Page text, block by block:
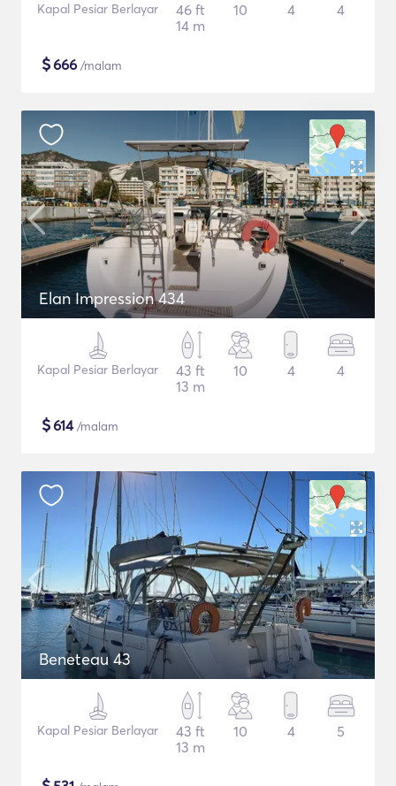
Kapal Pesiar Berlayar
46 ft
14 m
10 4 4
$666 /malam
Elan Impression 434
Kapal Pesiar Berlayar
43 ft
13 m
10 4 4
$614/malam
Beneteau 43
Kapal Pesiar Berlayar
43 ft
13 m
10 4 5